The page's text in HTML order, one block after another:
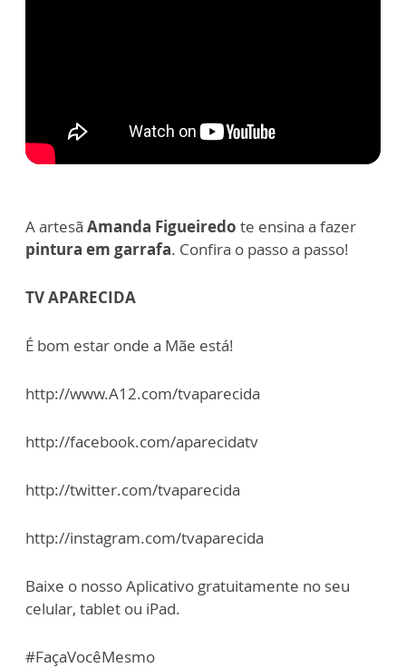
A artesã Amanda Figueiredo te ensina a fazer
pintura em garrafa. Confira o passo a passo!
TV APARECIDA
É bom estar onde a Mãe está!
http://www.A12.com/tvaparecida
http://facebook.com/aparecidatv
http://twitter.com/tvaparecida
http://instagram.com/tvaparecida
Baixe o nosso Aplicativo gratuitamente no seu
celular, tablet ou iPad.
#FaçaVocêMesmo